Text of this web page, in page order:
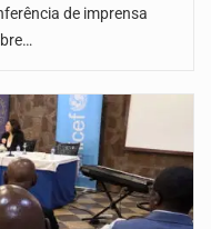
de imprensa